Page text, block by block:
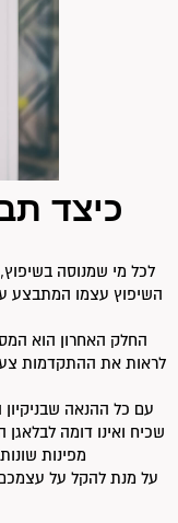
כיצד
לכל מי שמנוסה
השיפוץ עצמו המתבצע על
החלק האחרון הוא
לראות את ההתקדמות
עם כל ההנאה
שכיח ואינו דומה
מפינות
על מנת להקל על עצמכם